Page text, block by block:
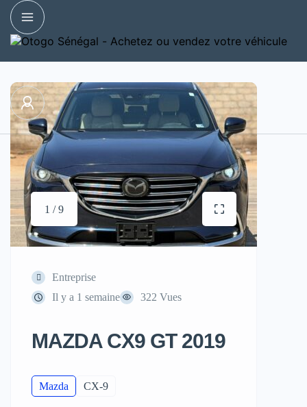
1 / 9
Entreprise
Il y a 1 semaine
322 Vues
MAZDA CX9 GT 2019
Mazda CX-9